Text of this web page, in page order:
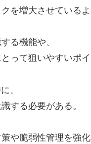
を増大させているよ
る機能や、
って狙いやすいポ
、
する必要がある。
や脆弱性管理を強化